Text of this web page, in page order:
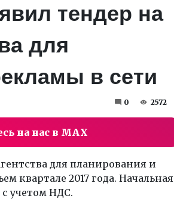
тендер на
для
в сети
0 2572
на нас в MAX
для планирования и
квартале 2017 года. Начальная
с учетом НДС.